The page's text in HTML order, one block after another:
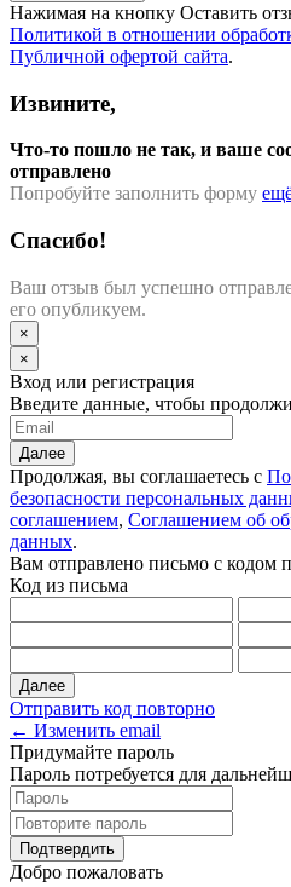
Нажимая на кнопку Оставить
Политикой в отношении
Публичной офертой сайта.
Извините,
Что-то пошло не так, и ваше
отправлено
Попробуйте заполнить форму
Спасибо!
Ваш отзыв был успешно
его опубликуем.
×
×
Вход или регистрация
Введите данные, чтобы
Далее
Продолжая, вы соглашаетесь с
безопасности персональных
соглашением, Соглашением об
данных.
Вам отправлено письмо с кодом
Код из письма
Далее
Отправить код повторно
← Изменить email
Придумайте пароль
Пароль потребуется для
Подтвердить
Добро пожаловать